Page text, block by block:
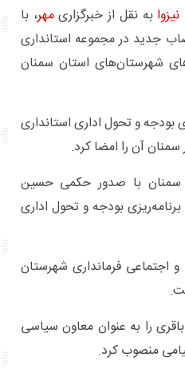
نیزوا به نقل از خبرگزاریمهر، با
جدید در مجموعه استانداری
شهرستان‌های استان سمنان
بودجه و تحول اداری استانداری
آن را امضا کرد.
سمنان با صدور حکمی حسین
بودجه و تحول اداری
اجتماعی فرمانداری شهرستان
را به عنوان معاون سیاسی
منصوب کرد.